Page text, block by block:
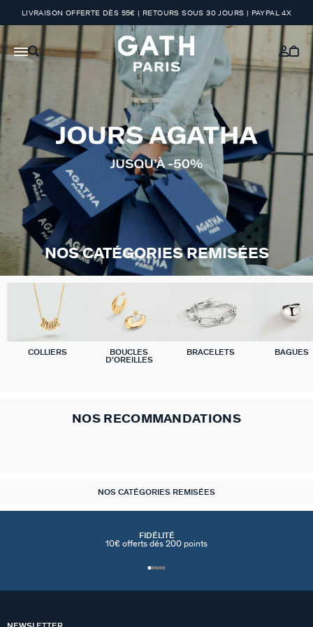
LIVRAISON OFFERTE DÈS 55€ | RETOURS SOUS 30 JOURS | PAYPAL 4X
NOS CATÉGORIES REMISÉES
COLLIERS
BOUCLES
D'OREILLES
BRACELETS BAGUES
NOS RECOMMANDATIONS
NOS CATÉGORIES REMISÉES
FIDÉLITÉ
10€ offerts dés 200 points